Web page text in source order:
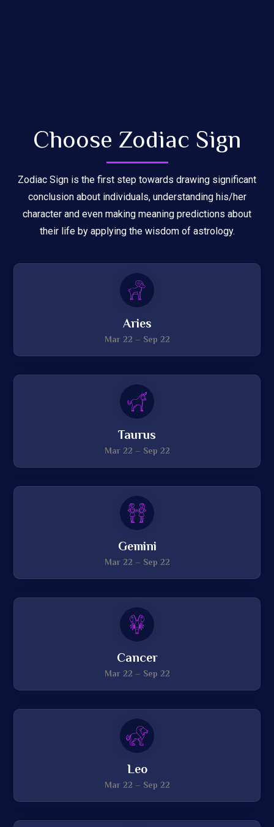
Choose Zodiac Sign
Zodiac Sign is the first step towards drawing significant
conclusion about individuals, understanding his/her
character and even making meaning predictions about
their life by applying the wisdom of astrology.
Aries
Mar 22 – Sep 22
Taurus
Mar 22 – Sep 22
Gemini
Mar 22 – Sep 22
Cancer
Mar 22 – Sep 22
Leo
Mar 22 – Sep 22